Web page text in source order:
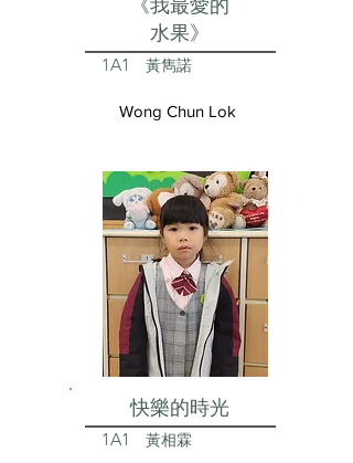
水果》
1A1 黃雋諾
Wong Chun Lok
快樂的時光
1A1 黃相霖